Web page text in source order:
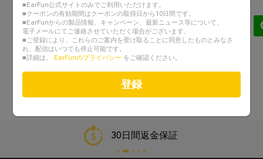
Googleでログイン
Facebookでログイン
30日間返金保証
■EarFun公式サイトのみでご利用いただけます。
■クーポンの有効期間はクーポンの取得日から10日間です。
■EarFunからの製品情報、キャンペーン、最新ニュース等について、
電子メールにてご連絡させていただく場合がございます。
■ご登録により、これらのご案内を受け取ることに同意したものとみなさ
れ、配信はいつでも停止可能です。
■詳細は、 EarFunのプライバシー をご確認ください。
登録